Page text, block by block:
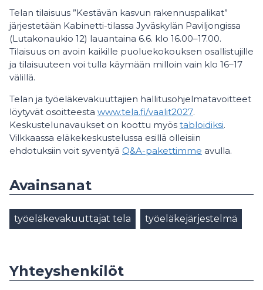
Telan tilaisuus ”Kestävän kasvun rakennuspalikat”
järjestetään Kabinetti-tilassa Jyväskylän Paviljongissa
(Lutakonaukio 12) lauantaina 6.6. klo 16.00–17.00.
Tilaisuus on avoin kaikille puoluekokouksen osallistujille
ja tilaisuuteen voi tulla käymään milloin vain klo 16–17
välillä.
Telan ja työeläkevakuuttajien hallitusohjelmatavoitteet
löytyvät osoitteesta www.tela.fi/vaalit2027.
Keskustelunavaukset on koottu myös tabloidiksi.
Vilkkaassa eläkekeskustelussa esillä olleisiin
ehdotuksiin voit syventyä Q&A-pakettimme avulla.
Avainsanat
työeläkevakuuttajat tela työeläkejärjestelmä
Yhteyshenkilöt